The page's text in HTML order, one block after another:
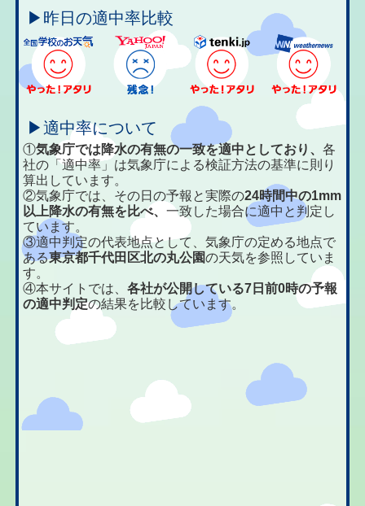
▶昨日の適中率比較
▶適中率について
①気象庁では降水の有無の一致を適中としており、各
社の「適中率」は気象庁による検証方法の基準に則り
算出しています。
②気象庁では、その日の予報と実際の24時間中の1mm
以上降水の有無を比べ、一致した場合に適中と判定し
ています。
③適中判定の代表地点として、気象庁の定める地点で
ある東京都千代田区北の丸公園の天気を参照していま
す。
④本サイトでは、各社が公開している7日前0時の予報
の適中判定の結果を比較しています。